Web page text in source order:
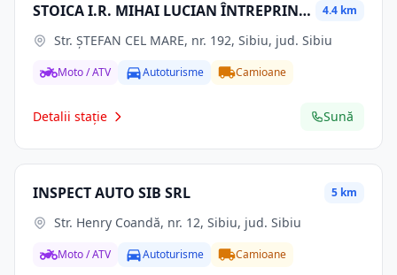
STOICA I.R. MIHAI LUCIAN ÎNTREPRINDERE INDIVIDUALĂ 4.4 km
Str. ŞTEFAN CEL MARE, nr. 192, Sibiu, jud. Sibiu
Moto / ATV Autoturisme Camioane
Detalii stație Sună
INSPECT AUTO SIB SRL 5 km
Str. Henry Coandă, nr. 12, Sibiu, jud. Sibiu
Moto / ATV Autoturisme Camioane